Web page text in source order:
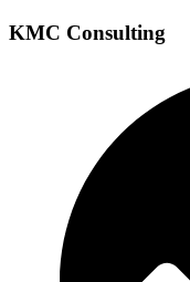
KMC Consulting